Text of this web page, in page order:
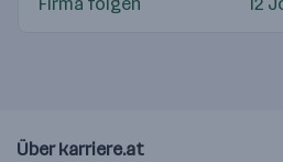
Firma folgen 12
Über karriere.at